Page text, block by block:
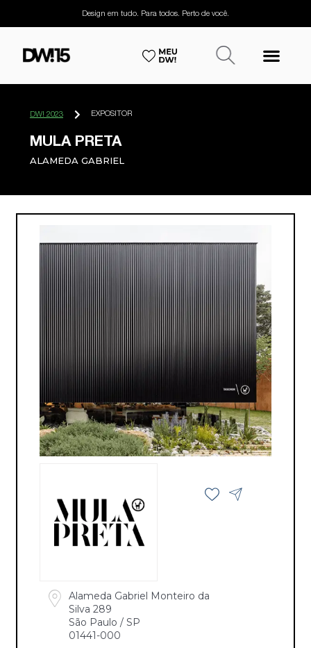
Design em tudo. Para todos. Perto de você.
DW! 2023 EXPOSITOR
MULA PRETA
ALAMEDA GABRIEL
Alameda Gabriel Monteiro da
Silva 289
São Paulo / SP
01441-000